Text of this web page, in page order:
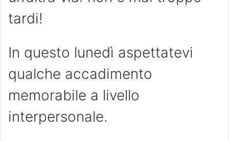
tardi!
In questo lunedì aspettatevi
qualche accadimento
memorabile a livello
interpersonale.